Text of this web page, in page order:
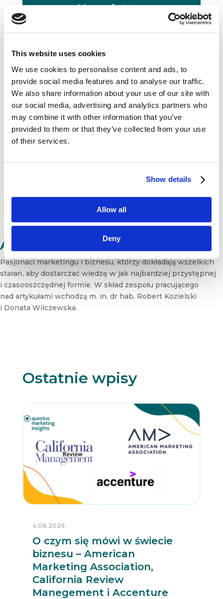
This website uses cookies
We use cookies to personalise content and ads, to
provide social media features and to analyse our traffic.
We also share information about your use of our site with
our social media, advertising and analytics partners who
may combine it with other information that you’ve
provided to them or that they’ve collected from your use
of their services.
Show details
Allow all
Deny
Newsletter
Dołącz do naszego newslettera.
e
w
s
l
e
s
l
t
t
e
N
e
w
e
w
s
l
e
Newsletter
Autor: Redakcja
Pasjonaci marketingu i biznesu, którzy dokładają wszelkich
starań, aby dostarczać wiedzę w jak najbardziej przystępnej
i czasooszczędnej formie. W skład zespołu pracującego
nad artykułami wchodzą m. in. dr hab. Robert Kozielski
i Donata Wilczewska.
Ostatnie wpisy
O czym się mówi w świecie
biznesu – American
Marketing Association,
California Review
Manegement i Accenture
4.08.2026